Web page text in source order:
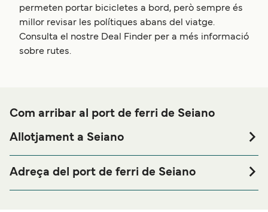
permeten portar bicicletes a bord, però sempre és
millor revisar les polítiques abans del viatge.
Consulta el nostre Deal Finder per a més informació
sobre rutes.
Com arribar al port de ferri de Seiano
Allotjament a Seiano
prop del port de ferri de Seiano o busques allotjament
durant tota la teva estada, visita la nostra pàgina de
Adreça del port de ferri de Seiano